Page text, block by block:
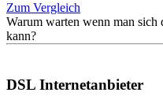
Zum Vergleich
Warum warten wenn man sich
kann?
DSL Internetanbieter